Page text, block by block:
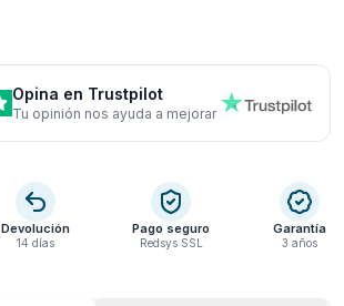
Opina en Trustpilot
Tu opinión nos ayuda a mejorar
Devolución
14 días
Pago seguro
Redsys SSL
Garantía
3 años